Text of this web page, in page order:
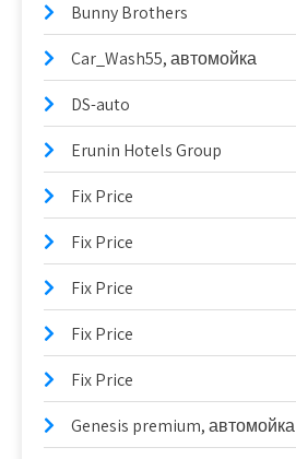
Bunny Brothers
Car_Wash55, автомойка
DS-auto
Erunin Hotels Group
Fix Price
Fix Price
Fix Price
Fix Price
Fix Price
Genesis premium, автомойка